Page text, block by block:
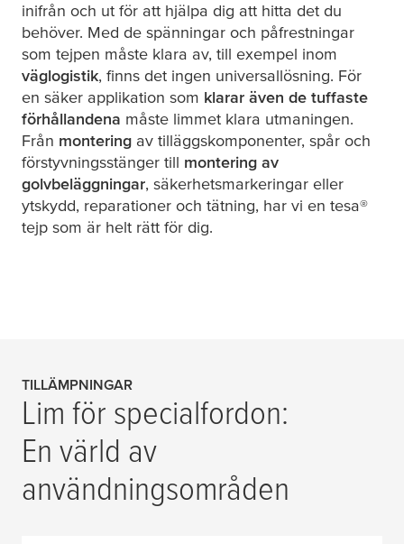
inifrån och ut för att hjälpa dig att hitta det du
behöver. Med de spänningar och påfrestningar
som tejpen måste klara av, till exempel inom
väglogistik, finns det ingen universallösning. För
en säker applikation som klarar även de tuffaste
förhållandena måste limmet klara utmaningen.
Från montering av tilläggskomponenter, spår och
förstyvningsstänger till montering av
golvbeläggningar, säkerhetsmarkeringar eller
ytskydd, reparationer och tätning, har vi en tesa®
tejp som är helt rätt för dig.
TILLÄMPNINGAR
Lim för specialfordon:
En värld av
användningsområden